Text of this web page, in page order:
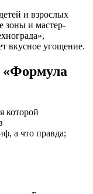
и взрослых
зоны и мастер-
вкусное угощение.
«Формула
которой
а что правда;